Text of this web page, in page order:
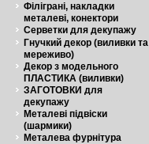
Філіграні, накладки
металеві, конектори
Серветки для декупажу
Гнучкий декор (виливки та
мереживо)
Декор з модельного
ПЛАСТИКА (виливки)
ЗАГОТОВКИ для
декупажу
Металеві підвіски
(шармики)
Металева фурнітура